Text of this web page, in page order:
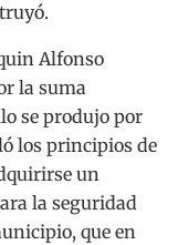
Alfonso
la suma
se produjo por
los principios de
un
la seguridad
que en